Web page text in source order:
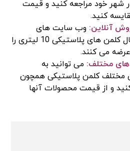
شهر خود مراجعه کنید و قیمت
کنید.
آنلاین: وب سایت‌ های
متعددی مانند دیجی کال کلمن‌ های پلاستیکی 10 لیتری را
می‌ کنند.
مختلف: می‌ توانید به
مختلف کلمن پلاستیکی همچون
و از قیمت محصولات آنها